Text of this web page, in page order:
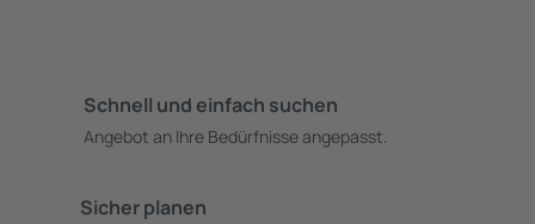
Schnell und einfach suchen
Angebot an Ihre Bedürfnisse angepasst.
Sicher planen